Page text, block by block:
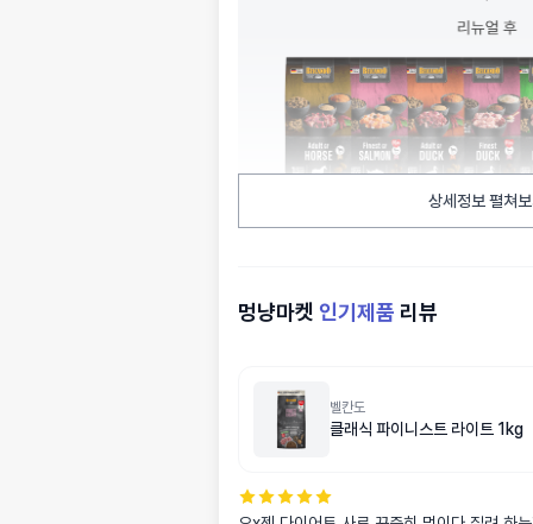
상세정보 펼쳐
멍냥마켓 인기제품 리뷰
벨칸도
클래식 파이니스트 라이트 1kg